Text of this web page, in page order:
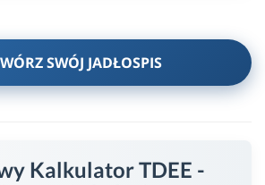
SWÓJ JADŁOSPIS
Kalkulator TDEE -